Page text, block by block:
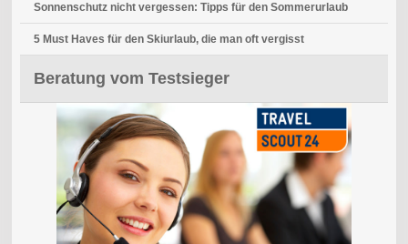
Sonnenschutz nicht vergessen: Tipps für den Sommerurlaub
5 Must Haves für den Skiurlaub, die man oft vergisst
Beratung vom Testsieger